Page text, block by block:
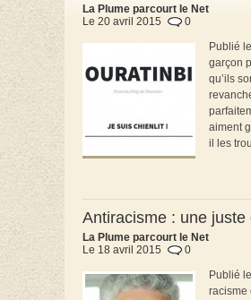
La Plume parcourt le Net
Le 20 avril 2015
0
Publié
garçon
qu’ils
aiment
il les
Antiracisme : une
La Plume parcourt le Net
Le 18 avril 2015
0
Publié
racisme